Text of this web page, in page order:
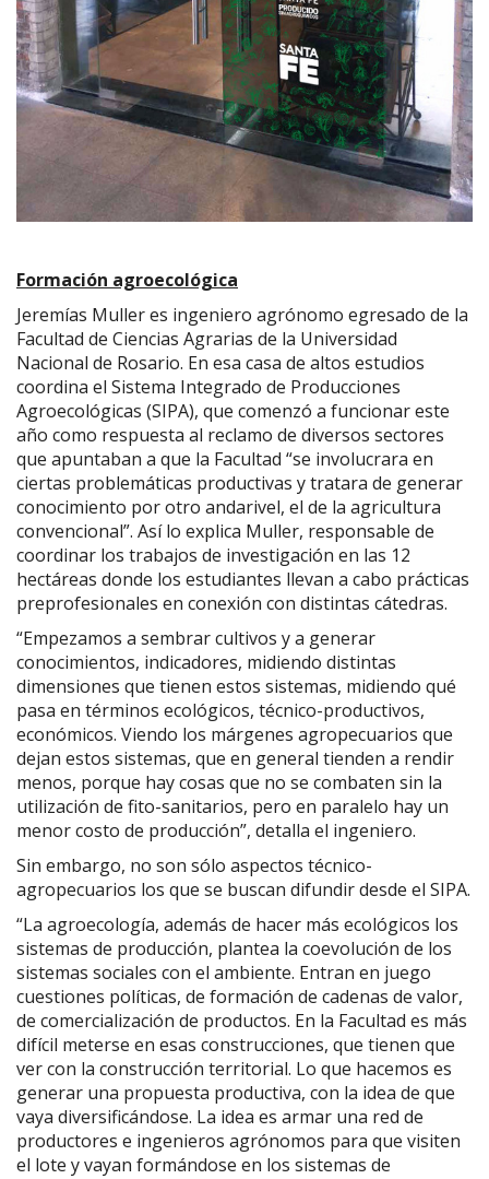
Formación agroecológica
Jeremías Muller es ingeniero agrónomo egresado de la
Facultad de Ciencias Agrarias de la Universidad
Nacional de Rosario. En esa casa de altos estudios
coordina el Sistema Integrado de Producciones
Agroecológicas (SIPA), que comenzó a funcionar este
año como respuesta al reclamo de diversos sectores
que apuntaban a que la Facultad “se involucrara en
ciertas problemáticas productivas y tratara de generar
conocimiento por otro andarivel, el de la agricultura
convencional”. Así lo explica Muller, responsable de
coordinar los trabajos de investigación en las 12
hectáreas donde los estudiantes llevan a cabo prácticas
preprofesionales en conexión con distintas cátedras.
“Empezamos a sembrar cultivos y a generar
conocimientos, indicadores, midiendo distintas
dimensiones que tienen estos sistemas, midiendo qué
pasa en términos ecológicos, técnico-productivos,
económicos. Viendo los márgenes agropecuarios que
dejan estos sistemas, que en general tienden a rendir
menos, porque hay cosas que no se combaten sin la
utilización de fito-sanitarios, pero en paralelo hay un
menor costo de producción”, detalla el ingeniero.
Sin embargo, no son sólo aspectos técnico-
agropecuarios los que se buscan difundir desde el SIPA.
“La agroecología, además de hacer más ecológicos los
sistemas de producción, plantea la coevolución de los
sistemas sociales con el ambiente. Entran en juego
cuestiones políticas, de formación de cadenas de valor,
de comercialización de productos. En la Facultad es más
difícil meterse en esas construcciones, que tienen que
ver con la construcción territorial. Lo que hacemos es
generar una propuesta productiva, con la idea de que
vaya diversificándose. La idea es armar una red de
productores e ingenieros agrónomos para que visiten
el lote y vayan formándose en los sistemas de